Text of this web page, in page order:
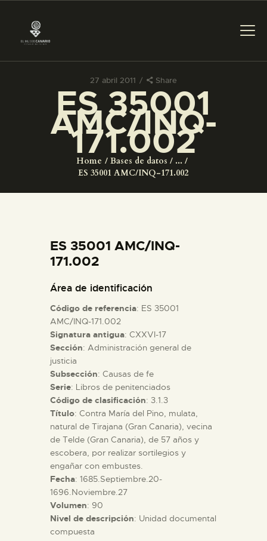
27 abril 2011 Share
ES 35001
AMC/INQ-
171.002
Home Bases de datos
...
ES 35001 AMC/INQ-171.002
PREPARAR LA VISITA
ACTIVIDADES
COLECCIONES
ESPAÑOL
PREPARAR LA VISITA
ACTIVIDADES
█
EL MUSEO
COLECCIONES
DIDÁCTICA
ES 35001 AMC/INQ-
171.002
Área de identificación
Código de referencia: ES 35001
AMC/INQ-171.002
Signatura antigua: CXXVI-17
Sección: Administración general de
justicia
Subsección: Causas de fe
Serie: Libros de penitenciados
Código de clasificación: 3.1.3
Título: Contra María del Pino, mulata,
natural de Tirajana (Gran Canaria), vecina
de Telde (Gran Canaria), de 57 años y
escobera, por realizar sortilegios y
engañar con embustes.
Fecha: 1685.Septiembre.20-
1696.Noviembre.27
Volumen: 90
Nivel de descripción: Unidad documental
compuesta